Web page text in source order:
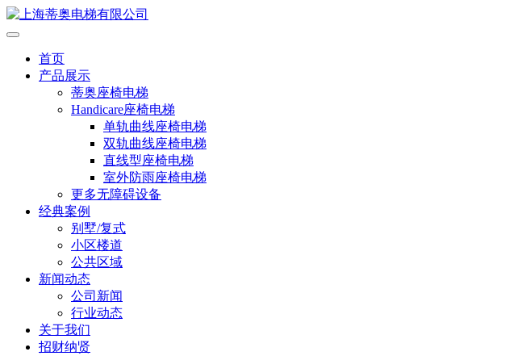
首页
产品展示
蒂奥座椅电梯
Handicare座椅电梯
单轨曲线座椅电梯
双轨曲线座椅电梯
直线型座椅电梯
室外防雨座椅电梯
更多无障碍设备
经典案例
别墅/复式
小区楼道
公共区域
新闻动态
公司新闻
行业动态
关于我们
招财纳贤